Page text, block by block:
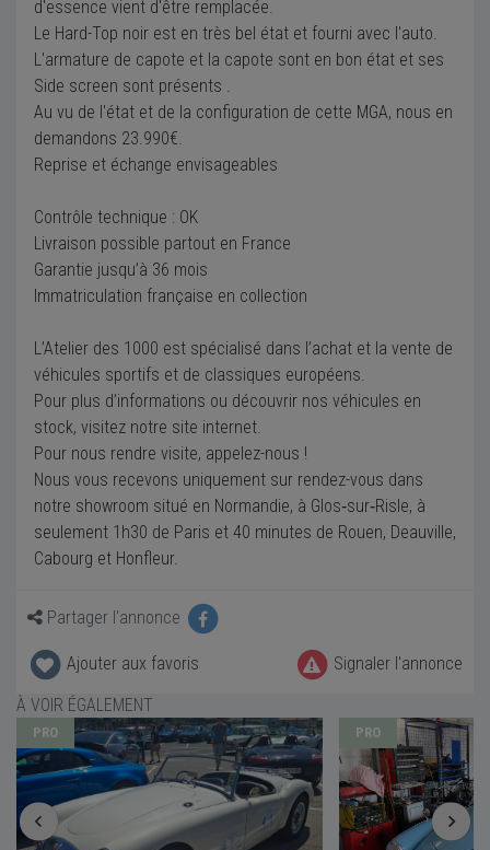
d'essence vient d'être remplacée.
Le Hard-Top noir est en très bel état et fourni avec l'auto.
L'armature de capote et la capote sont en bon état et ses
Side screen sont présents .
Au vu de l'état et de la configuration de cette MGA, nous en
demandons 23.990€.
Reprise et échange envisageables
Contrôle technique : OK
Livraison possible partout en France
Garantie jusqu’à 36 mois
Immatriculation française en collection
L’Atelier des 1000 est spécialisé dans l’achat et la vente de
véhicules sportifs et de classiques européens.
Pour plus d’informations ou découvrir nos véhicules en
stock, visitez notre site internet.
Pour nous rendre visite, appelez-nous !
Nous vous recevons uniquement sur rendez-vous dans
notre showroom situé en Normandie, à Glos‑sur‑Risle, à
seulement 1h30 de Paris et 40 minutes de Rouen, Deauville,
Cabourg et Honfleur.
Partager l'annonce
Ajouter aux favoris
Signaler l'annonce
À VOIR ÉGALEMENT
PRO PRO